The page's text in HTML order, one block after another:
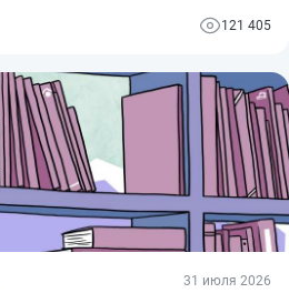
работает со счетом физлица.121 405
31 июля 2026